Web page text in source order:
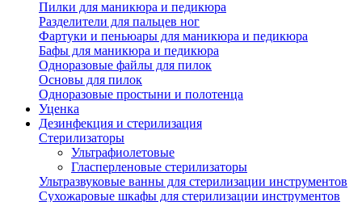
Пилки для маникюра и педикюра
Разделители для пальцев ног
Фартуки и пеньюары для маникюра и педикюра
Бафы для маникюра и педикюра
Одноразовые файлы для пилок
Основы для пилок
Одноразовые простыни и полотенца
Уценка
Дезинфекция и стерилизация
Стерилизаторы
Ультрафиолетовые
Гласперленовые стерилизаторы
Ультразвуковые ванны для стерилизации инструментов
Сухожаровые шкафы для стерилизации инструментов